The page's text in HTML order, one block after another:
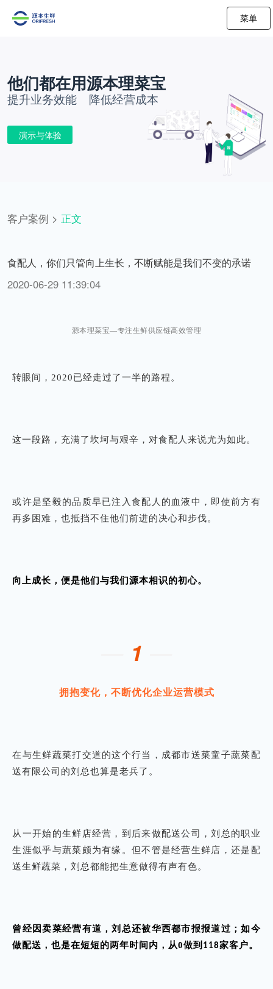
菜单
他们都在用源本理菜宝
提升业务效能 降低经营成本
演示与体验
客户案例 > 正文
食配人，你们只管向上生长，不断赋能是我们不变的承诺
2020-06-29 11:39:04
源本理菜宝—专注生鲜供应链高效管理
转眼间，2020已经走过了一半的路程。
这一段路，充满了坎坷与艰辛，对食配人来说尤为如此。
或许是坚毅的品质早已注入食配人的血液中，即使前方有
再多困难，也抵挡不住他们前进的决心和步伐。
向上成长，便是他们与我们源本相识的初心。
1
拥抱变化，不断优化企业运营模式
在与生鲜蔬菜打交道的这个行当，成都市送菜童子蔬菜配
送有限公司的刘总也算是老兵了。
从一开始的生鲜店经营，到后来做配送公司，刘总的职业
生涯似乎与蔬菜颇为有缘。但不管是经营生鲜店，还是配
送生鲜蔬菜，刘总都能把生意做得有声有色。
曾经因卖菜经营有道，刘总还被华西都市报报道过；如今
做配送，也是在短短的两年时间内，从0做到 118家客户。